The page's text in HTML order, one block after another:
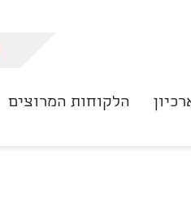
הלקוחות המרוצים